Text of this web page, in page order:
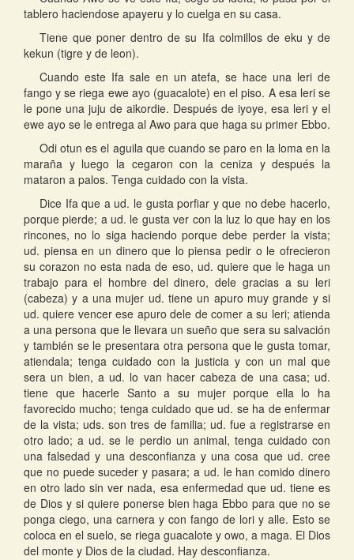
tablero haciendose apayeru y lo cuelga en su casa.
Tiene que poner dentro de su Ifa colmillos de eku y de
kekun (tigre y de leon).
Cuando este Ifa sale en un atefa, se hace una leri de
fango y se riega ewe ayo (guacalote) en el piso. A esa leri se
le pone una juju de aikordie. Después de iyoye, esa leri y el
ewe ayo se le entrega al Awo para que haga su primer Ebbo.
Odi otun es el aguila que cuando se paro en la loma en la
maraña y luego la cegaron con la ceniza y después la
mataron a palos. Tenga cuidado con la vista.
Dice Ifa que a ud. le gusta porfiar y que no debe hacerlo,
porque pierde; a ud. le gusta ver con la luz lo que hay en los
rincones, no lo siga haciendo porque debe perder la vista;
ud. piensa en un dinero que lo piensa pedir o le ofrecieron
su corazon no esta nada de eso, ud. quiere que le haga un
trabajo para el hombre del dinero, dele gracias a su leri
(cabeza) y a una mujer ud. tiene un apuro muy grande y si
ud. quiere vencer ese apuro dele de comer a su leri; atienda
a una persona que le llevara un sueño que sera su salvación
y también se le presentara otra persona que le gusta tomar,
atiendala; tenga cuidado con la justicia y con un mal que
sera un bien, a ud. lo van hacer cabeza de una casa; ud.
tiene que hacerle Santo a su mujer porque ella lo ha
favorecido mucho; tenga cuidado que ud. se ha de enfermar
de la vista; uds. son tres de familia; ud. fue a registrarse en
otro lado; a ud. se le perdio un animal, tenga cuidado con
una falsedad y una desconfianza y una cosa que ud. cree
que no puede suceder y pasara; a ud. le han comido dinero
en otro lado sin ver nada, esa enfermedad que ud. tiene es
de Dios y si quiere ponerse bien haga Ebbo para que no se
ponga ciego, una carnera y con fango de lori y alle. Esto se
coloca en el suelo, se riega guacalote y owo, a maga. El Dios
del monte y Dios de la ciudad. Hay desconfianza.